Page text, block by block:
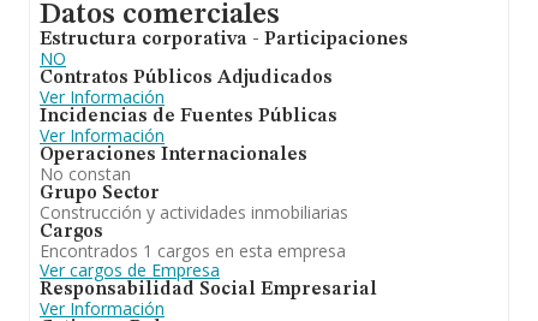
Datos comerciales
Estructura corporativa - Participaciones
NO
Contratos Públicos Adjudicados
Ver Información
Incidencias de Fuentes Públicas
Ver Información
Operaciones Internacionales
No constan
Grupo Sector
Construcción y actividades inmobiliarias
Cargos
Encontrados 1 cargos en esta empresa
Ver cargos de Empresa
Responsabilidad Social Empresarial
Ver Información